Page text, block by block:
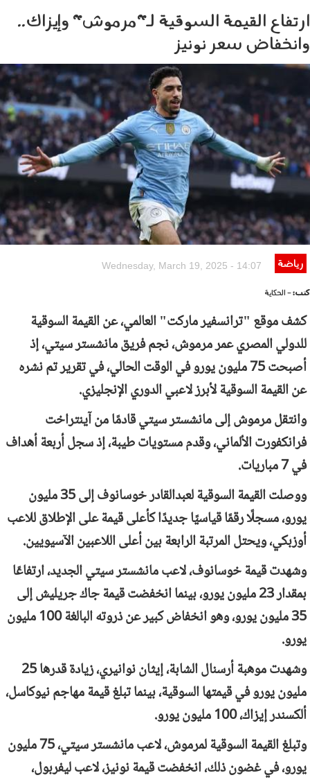
ارتفاع القيمة السوقية لـ"مرموش" وإيزاك..
وانخفاض سعر نونيز
1903004.jpg
رياضة Wednesday, March 19, 2025 - 14:07
كتب:- الحكاية
كشف موقع "ترانسفير ماركت" العالمي، عن القيمة السوقية
للدولي المصري عمر مرموش، نجم فريق مانشستر سيتي، إذ
أصبحت 75 مليون يورو في الوقت الحالي، في تقرير تم نشره
عن القيمة السوقية لأبرز لاعبي الدوري الإنجليزي.
وانتقل مرموش إلى مانشستر سيتي قادمًا من آينتراخت
فرانكفورت الألماني، وقدم مستويات طيبة، إذ سجل أربعة أهداف
في 7 مباريات.
ووصلت القيمة السوقية لعبدالقادر خوسانوف إلى 35 مليون
يورو، مسجلًا رقمًا قياسيًا جديدًا كأعلى قيمة على الإطلاق للاعب
أوزبكي، ويحتل المرتبة الرابعة بين أعلى اللاعبين الآسيويين.
وشهدت قيمة خوسانوف، لاعب مانشستر سيتي الجديد، ارتفاعًا
بمقدار 23 مليون يورو، بينما انخفضت قيمة جاك جريليش إلى
35 مليون يورو، وهو انخفاض كبير عن ذروته البالغة 100 مليون
يورو.
وشهدت موهبة أرسنال الشابة، إيثان نوانيري، زيادة قدرها 25
مليون يورو في قيمتها السوقية، بينما تبلغ قيمة مهاجم نيوكاسل،
ألكسندر إيزاك، 100 مليون يورو.
وتبلغ القيمة السوقية لمرموش، لاعب مانشستر سيتي، 75 مليون
يورو، في غضون ذلك، انخفضت قيمة نونيز، لاعب ليفربول،